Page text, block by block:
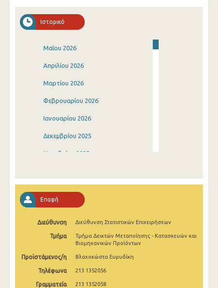
Ιστορικό
Μαΐου 2026
Απριλίου 2026
Μαρτίου 2026
Φεβρουαρίου 2026
Ιανουαρίου 2026
Δεκεμβρίου 2025
Νοεμβρίου 2025
Αυγούστου 2025
Ιουλίου 2025
Ιουνίου 2025
Μαΐου 2025
Επαφή
Διεύθυνση Διεύθυνση Στατιστικών Επιχειρήσεων
Τμήμα
Τμήμα Δεικτών Μεταποίησης - Κατασκευών και
Βιομηχανικών Προϊόντων
Προϊστάμενος/η Βλαχοκώστα Ευρυδίκη
Τηλέφωνα 213 1352056
Γραμματεία 213 1352058